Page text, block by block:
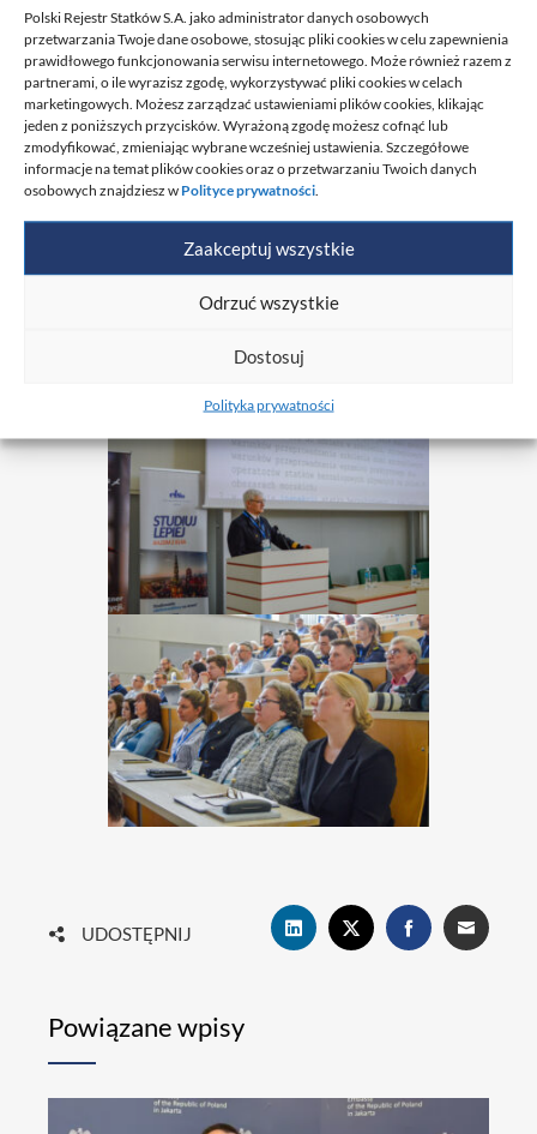
Polski Rejestr Statków S.A. jako administrator danych osobowych
przetwarzania Twoje dane osobowe, stosując pliki cookies w celu zapewnienia
prawidłowego funkcjonowania serwisu internetowego. Może również razem z
partnerami, o ile wyrazisz zgodę, wykorzystywać pliki cookies w celach
marketingowych. Możesz zarządzać ustawieniami plików cookies, klikając
jeden z poniższych przycisków. Wyrażoną zgodę możesz cofnąć lub
zmodyfikować, zmieniając wybrane wcześniej ustawienia. Szczegółowe
informacje na temat plików cookies oraz o przetwarzaniu Twoich danych
osobowych znajdziesz w Polityce prywatności
Zaakceptuj wszystkie
Odrzuć wszystkie
Dostosuj
Polityka prywatności
przedstawiciele PRS z Biura Zarządu, Służby
Nadzoru Okrętów Wojennych i Ośrodka ds.
IMO.
UDOSTĘPNIJ
Powiązane wpisy